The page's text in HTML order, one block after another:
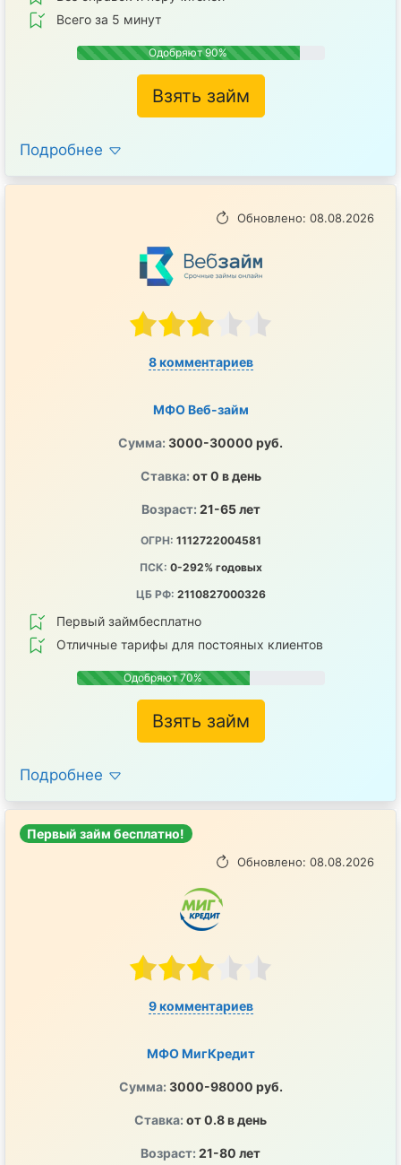
Всего за 5 минут
Одобряют 90%
Взять займ
Подробнее
Обновлено: 08.08.2026
8 комментариев
МФО Веб-займ
Сумма: 3000-30000 руб.
Ставка: от 0 в день
Возраст: 21-65 лет
ОГРН: 1112722004581
ПСК: 0-292% годовых
ЦБ РФ: 2110827000326
Первый займбесплатно
Отличные тарифы для постояных клиентов
Одобряют 70%
Взять займ
Подробнее
Первый займ бесплатно!
Обновлено: 08.08.2026
9 комментариев
МФО МигКредит
Сумма: 3000-98000 руб.
Ставка: от 0.8 в день
Возраст: 21-80 лет